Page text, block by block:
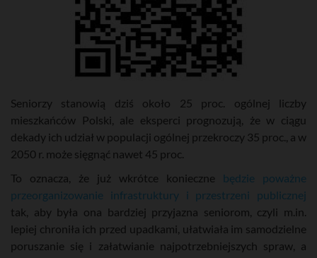
Seniorzy stanowią dziś około 25 proc. ogólnej liczby
mieszkańców Polski, ale eksperci prognozują, że w ciągu
dekady ich udział w populacji ogólnej przekroczy 35 proc., a w
2050 r. może sięgnąć nawet 45 proc.
To oznacza, że już wkrótce konieczne będzie poważne
przeorganizowanie infrastruktury i przestrzeni publicznej
tak, aby była ona bardziej przyjazna seniorom, czyli m.in.
lepiej chroniła ich przed upadkami, ułatwiała im samodzielne
poruszanie się i załatwianie najpotrzebniejszych spraw, a